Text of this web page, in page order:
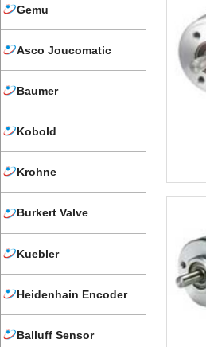
Gemu
Asco Joucomatic
Baumer
Kobold
Krohne
Burkert Valve
Kuebler
Heidenhain Encoder
Balluff Sensor